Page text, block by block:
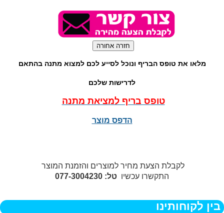
מלאו את טופס הבריף ונוכל לסייע לכם למצוא מתנה בהתאם
לדרישות שלכם
טופס בריף למציאת מתנה
הדפס מוצר
לקבלת הצעת מחיר למוצרים והזמנת המוצר
התקשרו עכשיו טל: 077-3004230
בין לקוחותינו